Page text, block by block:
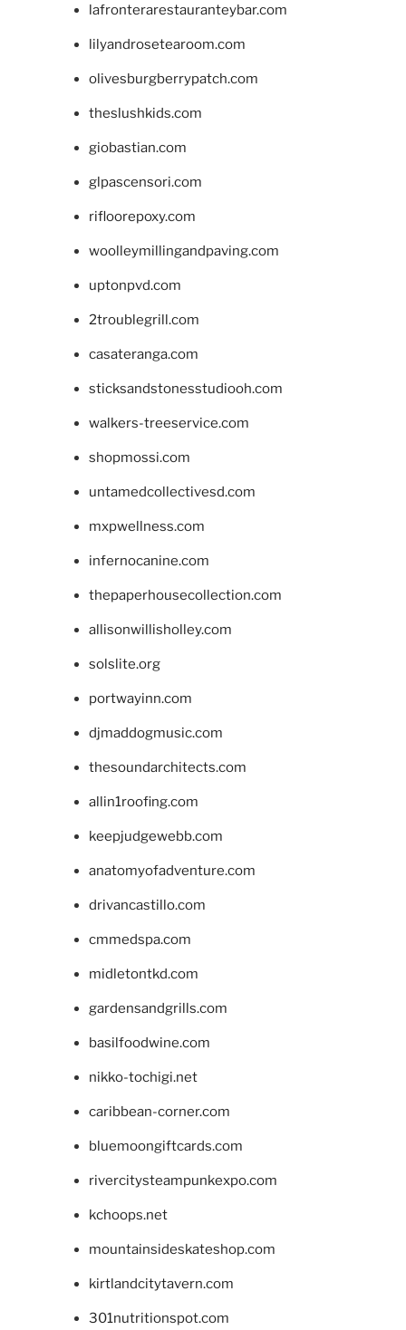
lafronterarestauranteybar.com
lilyandrosetearoom.com
olivesburgberrypatch.com
theslushkids.com
giobastian.com
glpascensori.com
rifloorepoxy.com
woolleymillingandpaving.com
uptonpvd.com
2troublegrill.com
casateranga.com
sticksandstonesstudiooh.com
walkers-treeservice.com
shopmossi.com
untamedcollectivesd.com
mxpwellness.com
infernocanine.com
thepaperhousecollection.com
allisonwillisholley.com
solslite.org
portwayinn.com
djmaddogmusic.com
thesoundarchitects.com
allin1roofing.com
keepjudgewebb.com
anatomyofadventure.com
drivancastillo.com
cmmedspa.com
midletontkd.com
gardensandgrills.com
basilfoodwine.com
nikko-tochigi.net
caribbean-corner.com
bluemoongiftcards.com
rivercitysteampunkexpo.com
kchoops.net
mountainsideskateshop.com
kirtlandcitytavern.com
301nutritionspot.com